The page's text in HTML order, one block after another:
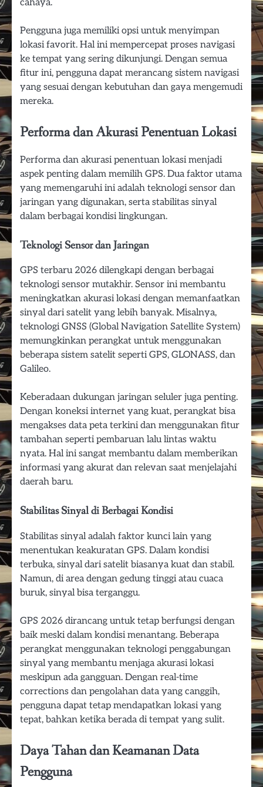
Pengguna juga memiliki opsi untuk menyimpan
lokasi favorit. Hal ini mempercepat proses navigasi
ke tempat yang sering dikunjungi. Dengan semua
fitur ini, pengguna dapat merancang sistem navigasi
yang sesuai dengan kebutuhan dan gaya mengemudi
mereka.
Performa dan Akurasi Penentuan Lokasi
Performa dan akurasi penentuan lokasi menjadi
aspek penting dalam memilih GPS. Dua faktor utama
yang memengaruhi ini adalah teknologi sensor dan
jaringan yang digunakan, serta stabilitas sinyal
dalam berbagai kondisi lingkungan.
Teknologi Sensor dan Jaringan
GPS terbaru 2026 dilengkapi dengan berbagai
teknologi sensor mutakhir. Sensor ini membantu
meningkatkan akurasi lokasi dengan memanfaatkan
sinyal dari satelit yang lebih banyak. Misalnya,
teknologi GNSS (Global Navigation Satellite System)
memungkinkan perangkat untuk menggunakan
beberapa sistem satelit seperti GPS, GLONASS, dan
Galileo.
Keberadaan dukungan jaringan seluler juga penting.
Dengan koneksi internet yang kuat, perangkat bisa
mengakses data peta terkini dan menggunakan fitur
tambahan seperti pembaruan lalu lintas waktu
nyata. Hal ini sangat membantu dalam memberikan
informasi yang akurat dan relevan saat menjelajahi
daerah baru.
Stabilitas Sinyal di Berbagai Kondisi
Stabilitas sinyal adalah faktor kunci lain yang
menentukan keakuratan GPS. Dalam kondisi
terbuka, sinyal dari satelit biasanya kuat dan stabil.
Namun, di area dengan gedung tinggi atau cuaca
buruk, sinyal bisa terganggu.
GPS 2026 dirancang untuk tetap berfungsi dengan
baik meski dalam kondisi menantang. Beberapa
perangkat menggunakan teknologi penggabungan
sinyal yang membantu menjaga akurasi lokasi
meskipun ada gangguan. Dengan real-time
corrections dan pengolahan data yang canggih,
pengguna dapat tetap mendapatkan lokasi yang
tepat, bahkan ketika berada di tempat yang sulit.
Daya Tahan dan Keamanan Data
Pengguna